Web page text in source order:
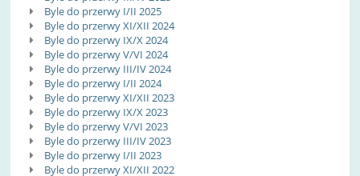
Byle do przerwy I/II 2025
Byle do przerwy XI/XII 2024
Byle do przerwy IX/X 2024
Byle do przerwy V/VI 2024
Byle do przerwy III/IV 2024
Byle do przerwy I/II 2024
Byle do przerwy XI/XII 2023
Byle do przerwy IX/X 2023
Byle do przerwy V/VI 2023
Byle do przerwy III/IV 2023
Byle do przerwy I/II 2023
Byle do przerwy XI/XII 2022